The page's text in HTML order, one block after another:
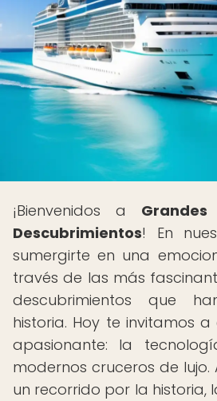
¡Bienvenidos a
Descubrimientos! En
sumergirte en una
través de las más
descubrimientos que
historia. Hoy te invitamos
apasionante: la
modernos cruceros de
un recorrido por la historia,